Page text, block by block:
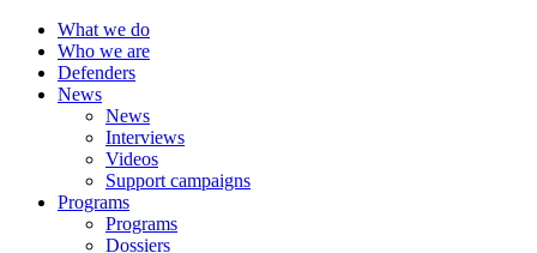
What we do
Who we are
Defenders
News
News
Interviews
Videos
Support campaigns
Programs
Programs
Dossiers